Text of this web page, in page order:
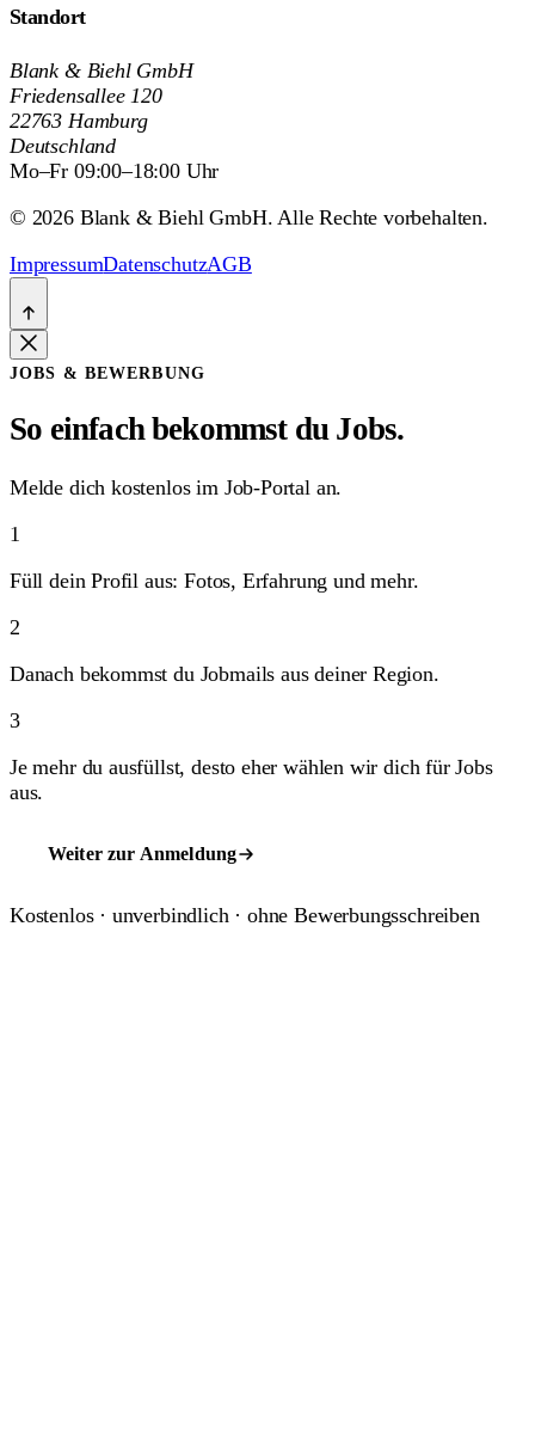
Standort
Blank & Biehl GmbH
Friedensallee 120
22763 Hamburg
Deutschland
Mo–Fr 09:00–18:00 Uhr
© 2026 Blank & Biehl GmbH. Alle Rechte vorbehalten.
ImpressumDatenschutzAGB
JOBS & BEWERBUNG
So einfach bekommst du Jobs.
Melde dich kostenlos im Job-Portal an.
1
Füll dein Profil aus: Fotos, Erfahrung und mehr.
2
Danach bekommst du Jobmails aus deiner Region.
3
Je mehr du ausfüllst, desto eher wählen wir dich für Jobs
aus.
Weiter zur Anmeldung
Kostenlos · unverbindlich · ohne Bewerbungsschreiben